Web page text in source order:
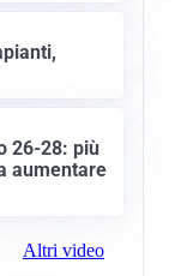
26-28: più
aumentare
Altri video